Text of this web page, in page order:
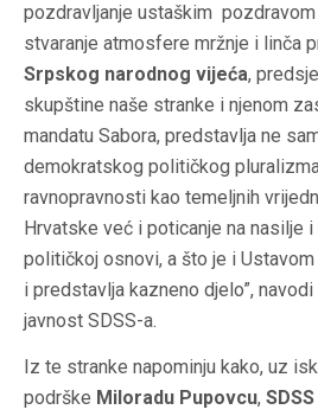
pozdravljanje ustaškim pozdravom
stvaranje atmosfere mržnje i linča
Srpskog narodnog vijeća,
skupštine naše stranke i njenom
mandatu Sabora, predstavlja ne
demokratskog političkog
ravnopravnosti kao temeljnih
Hrvatske već i poticanje na nasilje
političkoj osnovi, a što je i
i predstavlja kazneno djelo”,
javnost SDSS-a.
Iz te stranke napominju kako, uz
podrške Miloradu Pupovcu, SDSS